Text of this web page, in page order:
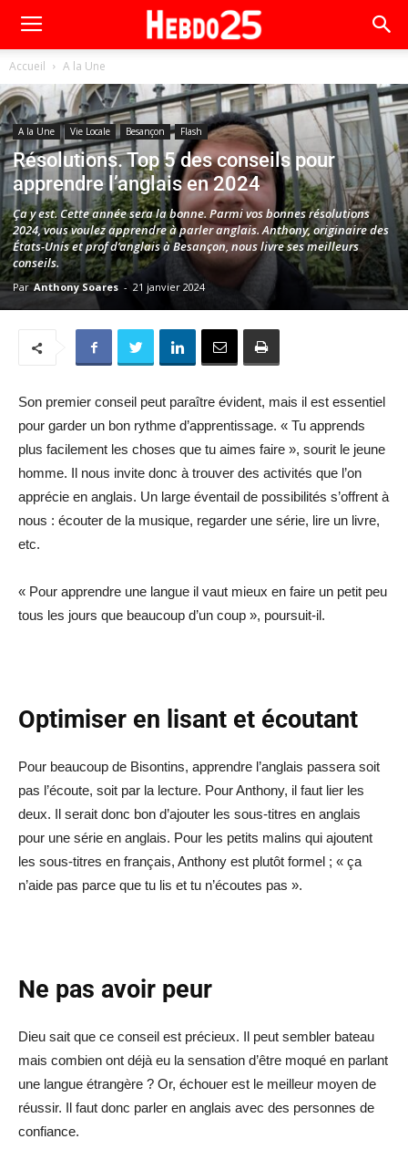
Accueil A la Une
A la Une Vie Locale Besançon Flash
Résolutions. Top 5 des conseils pour
apprendre l’anglais en 2024
Ça y est. Cette année sera la bonne. Parmi vos bonnes résolutions
2024, vous voulez apprendre à parler anglais. Anthony, originaire des
États-Unis et prof d’anglais à Besançon, nous livre ses meilleurs
conseils.
Par Anthony Soares - 21 janvier 2024
Son premier conseil peut paraître évident, mais il est essentiel
pour garder un bon rythme d’apprentissage. « Tu apprends
plus facilement les choses que tu aimes faire », sourit le jeune
homme. Il nous invite donc à trouver des activités que l’on
apprécie en anglais. Un large éventail de possibilités s’offrent à
nous : écouter de la musique, regarder une série, lire un livre,
etc.
« Pour apprendre une langue il vaut mieux en faire un petit peu
tous les jours que beaucoup d’un coup », poursuit-il.
Optimiser en lisant et écoutant
Pour beaucoup de Bisontins, apprendre l’anglais passera soit
pas l’écoute, soit par la lecture. Pour Anthony, il faut lier les
deux. Il serait donc bon d’ajouter les sous-titres en anglais
pour une série en anglais. Pour les petits malins qui ajoutent
les sous-titres en français, Anthony est plutôt formel ; « ça
n’aide pas parce que tu lis et tu n’écoutes pas ».
Ne pas avoir peur
Dieu sait que ce conseil est précieux. Il peut sembler bateau
mais combien ont déjà eu la sensation d’être moqué en parlant
une langue étrangère ? Or, échouer est le meilleur moyen de
réussir. Il faut donc parler en anglais avec des personnes de
confiance.